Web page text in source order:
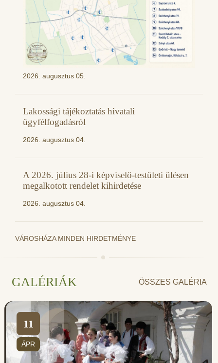
2026. augusztus 05.
Lakossági tájékoztatás hivatali
ügyfélfogadásról
2026. augusztus 04.
A 2026. július 28-i képviselő-testületi ülésen
megalkotott rendelet kihirdetése
2026. augusztus 04.
VÁROSHÁZA MINDEN HIRDETMÉNYE
GALÉRIÁK ÖSSZES GALÉRIA
11
ÁPR